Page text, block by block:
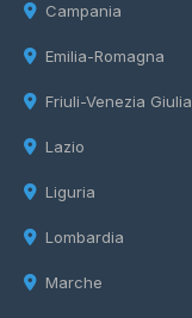
Campania
Emilia-Romagna
Friuli-Venezia Giulia
Lazio
Liguria
Lombardia
Marche